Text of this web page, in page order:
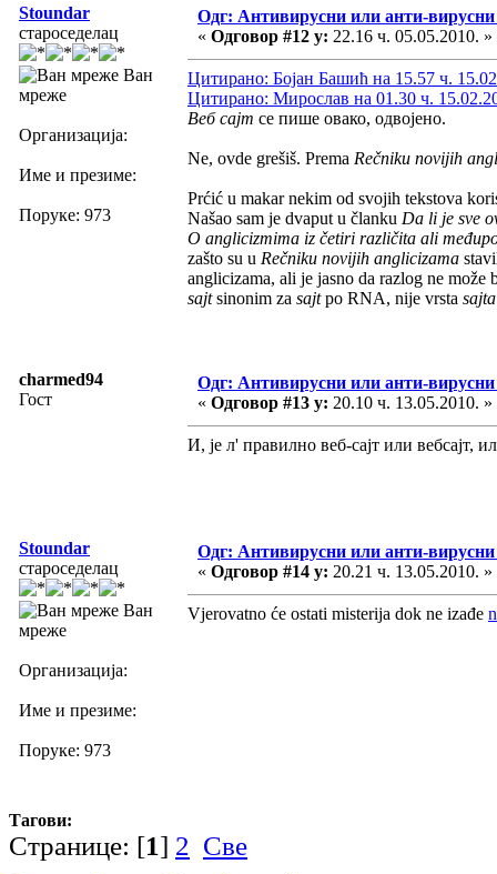
Stoundar
староседелац
Ван
мреже
Организација:
Име и презиме:
Поруке: 973
Одг: Антивирусни или анти-вирусни
« Одговор #12 у: 22.16 ч. 05.05.2010. »
Цитирано: Бојан Башић на 15.57 ч.
Цитирано: Мирослав на 01.30 ч.
Веб сајт се пише овако, одвојено.
Ne, ovde grešiš. Prema Rečniku novijih
Prćić u makar nekim od svojih tekstova
Našao sam je dvaput u članku Da li je sve
O anglicizmima iz četiri različita ali
zašto su u Rečniku novijih anglicizama
anglicizama, ali je jasno da razlog ne
sajtsinonim za sajtpo RNA, nije vrsta sajta
charmed94
Гост
Одг: Антивирусни или анти-вирусни
« Одговор #13 у: 20.10 ч. 13.05.2010. »
И, је л' правилно веб-сајт или вебсајт,
Stoundar
староседелац
Ван
мреже
Организација:
Име и презиме:
Поруке: 973
Одг: Антивирусни или анти-вирусни
« Одговор #14 у: 20.21 ч. 13.05.2010. »
Vjerovatno će ostati misterija dok ne izađe
Тагови:
Странице: [1] 2 Све